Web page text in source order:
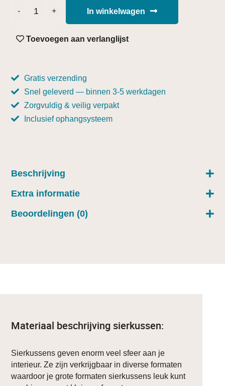
In winkelwagen
Toevoegen aan verlanglijst
Gratis verzending
Snel geleverd — binnen 3-5 werkdagen
Zorgvuldig & veilig verpakt
Inclusief ophangsysteem
Beschrijving
Extra informatie
Beoordelingen (0)
Materiaal beschrijving sierkussen:
Sierkussens geven enorm veel sfeer aan je
interieur. Ze zijn verkrijgbaar in diverse formaten
waardoor je grote formaten sierkussens leuk kunt